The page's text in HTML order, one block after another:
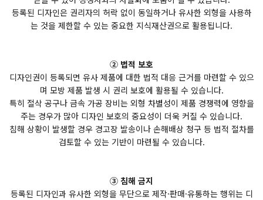
등록된 디자인은 권리자의 허락 없이 동일하거나 유사한 외형을 사용하
는 것을 제한할 수 있는 중요한 지식재산권으로 활용됩니다.
② 법적 보호
디자인권이 등록되면 유사 제품에 대한 법적 대응 근거를 마련할 수 있으
며 모방 제품 발생 시 권리 보호에 활용될 수 있습니다.
특히 절삭 공구나 금속 가공 장비는 외형 차별성이 제품 경쟁력에 영향을
주는 경우가 많아 디자인 보호의 중요성이 더욱 커질 수 있습니다.
침해 상황이 발생할 경우 경고장 발송이나 손해배상 청구 등 법적 절차를
검토할 수 있는 기반이 마련될 수 있습니다.
③ 침해 금지
등록된 디자인과 유사한 외형을 무단으로 제작·판매·유통하는 행위는 디